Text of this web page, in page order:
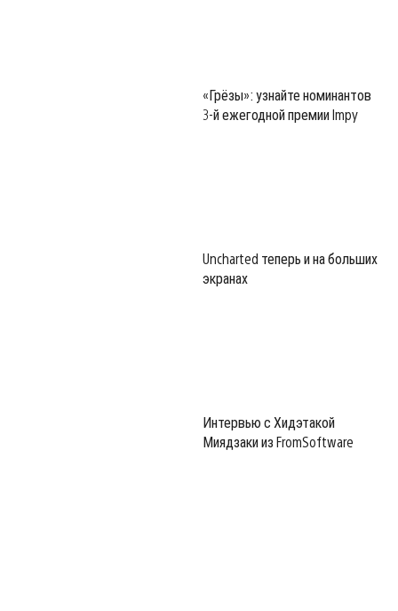
«Грёзы»: узнайте номинантов
3-й ежегодной премии Impy
Uncharted теперь и на больших
экранах
Интервью с Хидэтакой
Миядзаки из FromSoftware